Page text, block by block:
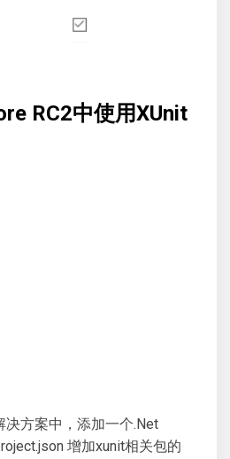
RC2中使用XUnit
决方案中，添加一个.Net
增加xunit相关包的